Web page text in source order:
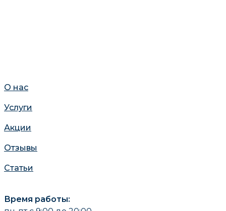
О нас
Услуги
Акции
Отзывы
Статьи
Время работы: